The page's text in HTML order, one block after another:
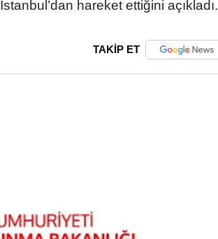
İstanbul’dan hareket ettiğini açıkladı.
TAKİP ET